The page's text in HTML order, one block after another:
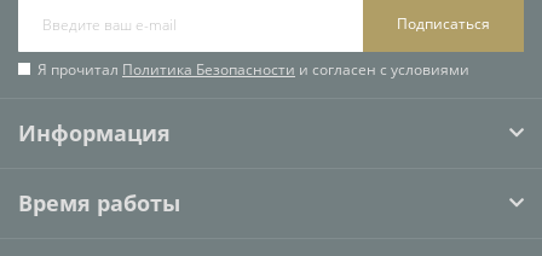
Подписаться
Я прочитал Политика Безопасности и согласен с условиями
Информация
Время работы